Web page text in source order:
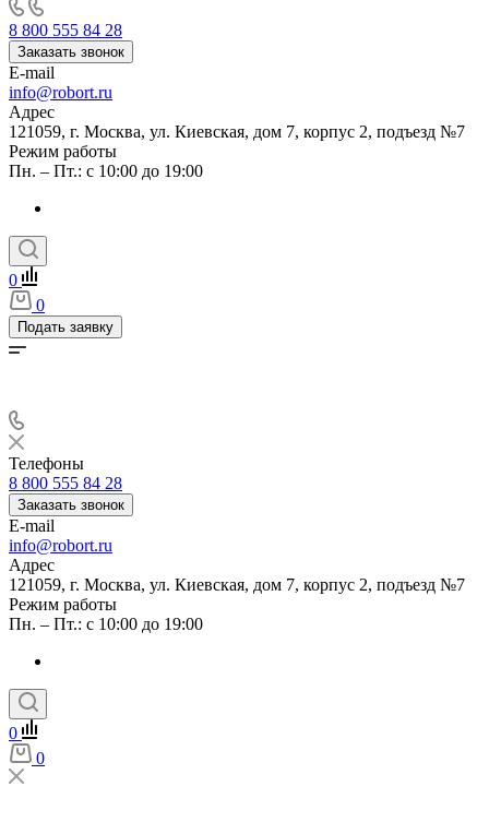
8 800 555 84 28
Заказать звонок
E-mail
info@robort.ru
Адрес
121059, г. Москва, ул. Киевская, дом 7, корпус 2, подъезд №7
Режим работы
Пн. – Пт.: с 10:00 до 19:00
0
0
Подать заявку
Телефоны
8 800 555 84 28
Заказать звонок
E-mail
info@robort.ru
Адрес
121059, г. Москва, ул. Киевская, дом 7, корпус 2, подъезд №7
Режим работы
Пн. – Пт.: с 10:00 до 19:00
0
0